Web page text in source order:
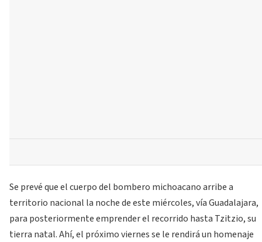
Se prevé que el cuerpo del bombero michoacano arribe a
territorio nacional la noche de este miércoles, vía Guadalajara,
para posteriormente emprender el recorrido hasta Tzitzio, su
tierra natal. Ahí, el próximo viernes se le rendirá un homenaje